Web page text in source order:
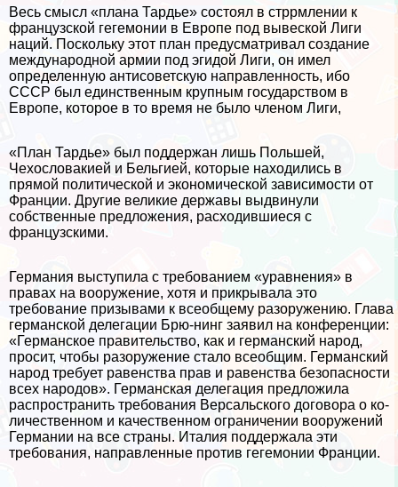
Весь смысл «плана Тардье» состоял в стррмлении к
фран­цузской гегемонии в Европе под вывеской Лиги
наций. По­скольку этот план предусматривал создание
международной армии под эгидой Лиги, он имел
определенную антисоветскую направленность, ибо
СССР был единственным крупным госу­дарством в
Европе, которое в то время не было члeном Лиги,
«План Тардье» был поддержан лишь Польшей,
Чехослова­кией и Бельгией, которые находились в
прямой политической и экономической зависимости от
Франции. Другие великие державы выдвинули
собственные предложения, расходившиеся с
французскими.
Германия выступила с требованием «уравнения» в
правах на вооружение, хотя и прикрывала это
требование призывами к всеобщему разоружению. Глава
германской делегации Брю-нинг заявил на конференции:
«Германское правительство, как и германский народ,
просит, чтобы разоружение стало всеоб­щим. Германский
народ требует равенства прав и равенства безопасности
всех народов». Германская делегация предло­жила
распространить требования Версальского договора о ко­
личественном и качественном ограничении вооружений
Гер­мании на все страны. Италия поддержала эти
требования, на­правленные против гегемонии Франции.